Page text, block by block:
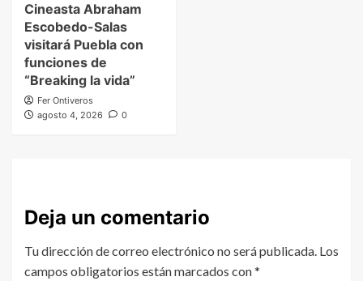
Cineasta Abraham
Escobedo-Salas
visitará Puebla con
funciones de
“Breaking la vida”
Fer Ontiveros
agosto 4, 2026
0
Deja un comentario
Tu dirección de correo electrónico no será publicada. Los
campos obligatorios están marcados con*